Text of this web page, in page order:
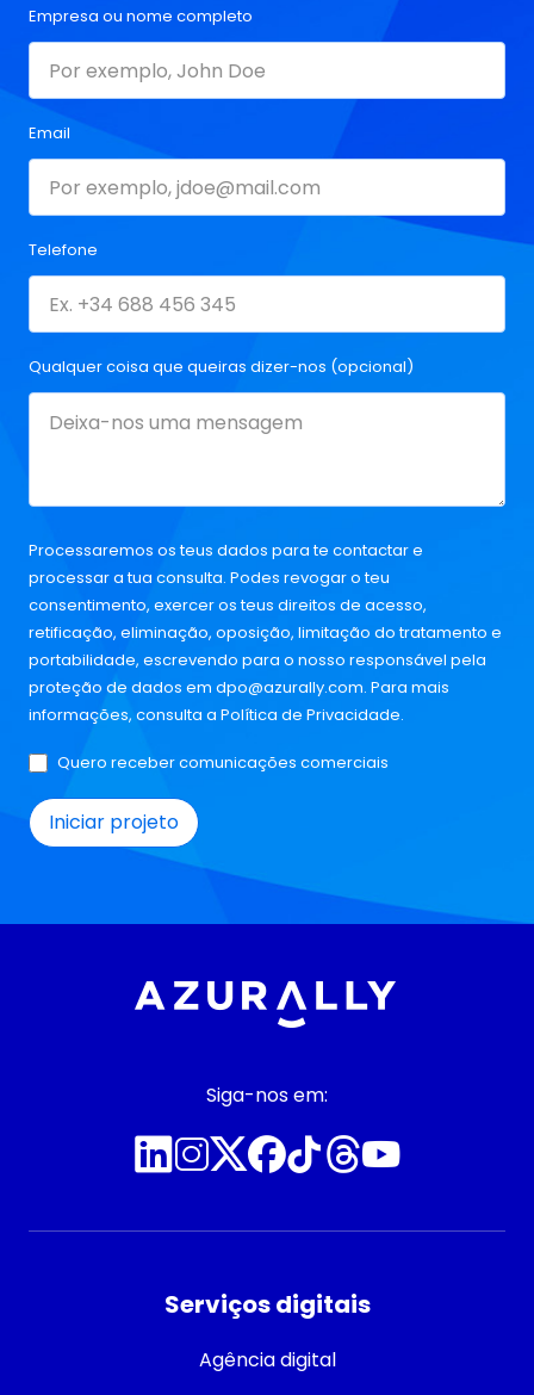
Empresa ou nome completo
Email
Telefone
Qualquer coisa que queiras dizer-nos (opcional)
Processaremos os teus dados para te contactar e
processar a tua consulta. Podes revogar o teu
consentimento, exercer os teus direitos de acesso,
retificação, eliminação, oposição, limitação do tratamento e
portabilidade, escrevendo para o nosso responsável pela
proteção de dados em dpo@azurally.com. Para mais
informações, consulta a Política de Privacidade.
Quero receber comunicações comerciais
Siga-nos em:
Serviços digitais
Agência digital